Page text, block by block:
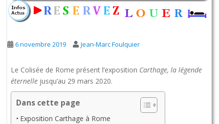
6 novembre 2019 Jean-Marc Foulquier
Le Colisée de Rome présent l’exposition Carthage, la légende
éternelle jusqu’au 29 mars 2020.
Dans cette page
Exposition Carthage à Rome